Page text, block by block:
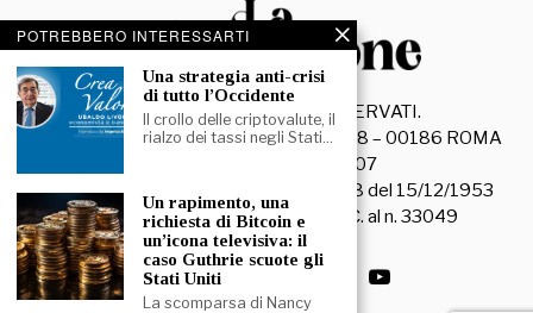
© 2026- TUTTI I DIRITTI RISERVATI.
La Discussione S.r.l. – Piazza Capranica, 78 – 00186 ROMA
C.F. e P. IVA 15045971007
Registrazione Tribunale di Roma n. 3628 del 15/12/1953
La società editrice è iscritta al R.O.C. al n. 33049
POTREBBERO INTERESSARTI
Una strategia anti-crisi
di tutto l’Occidente
Il crollo delle criptovalute, il
rialzo dei tassi negli Stati…
Un rapimento, una
richiesta di Bitcoin e
un’icona televisiva: il
caso Guthrie scuote gli
Stati Uniti
La scomparsa di Nancy